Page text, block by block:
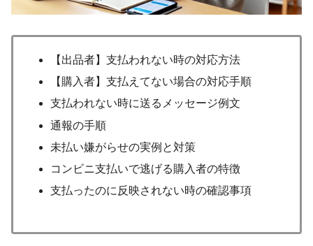
【出品者】支払われない時の対応方法
【購入者】支払えてない場合の対応手順
支払われない時に送るメッセージ例文
通報の手順
未払い嫌がらせの実例と対策
コンビニ支払いで逃げる購入者の特徴
支払ったのに反映されない時の確認事項